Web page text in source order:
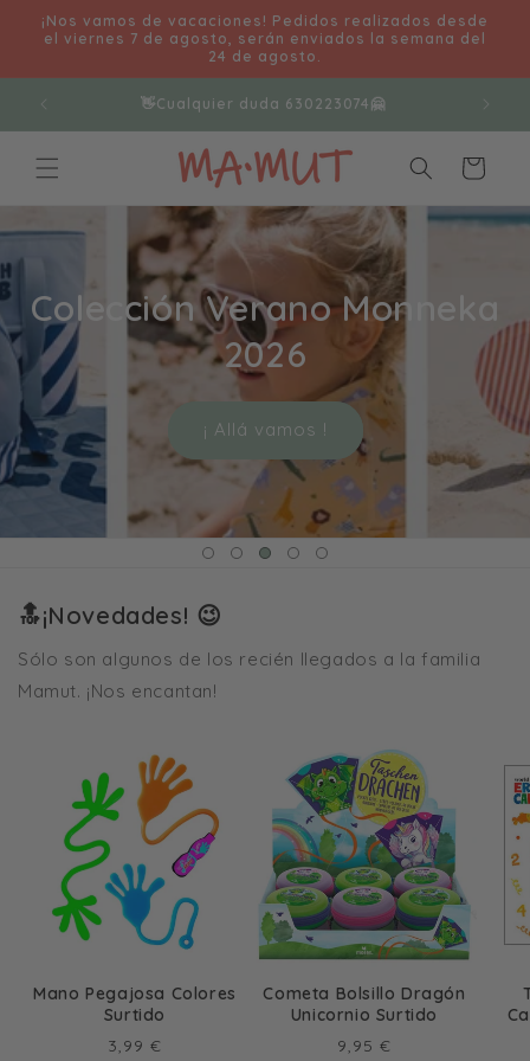
directamente
al contenido
¡Nos vamos de vacaciones! Pedidos realizados desde
el viernes 7 de agosto, serán enviados la semana del
24 de agosto.
✌️ Envíos gratis >60€ 📦
Carrito
¿Te vas de viaje?
Esto te interesa
🔝¡Novedades! 😉
Sólo son algunos de los recién llegados a la familia
Mamut. ¡Nos encantan!
Mano Pegajosa Colores
Surtido
Precio
3,99 €
Cometa Bolsillo Dragón
Unicornio Surtido
Precio
9,95 €